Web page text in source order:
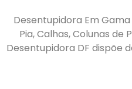
Desentupidora Em
Pia, Calhas, Colunas de
Desentupidora DF dispõe